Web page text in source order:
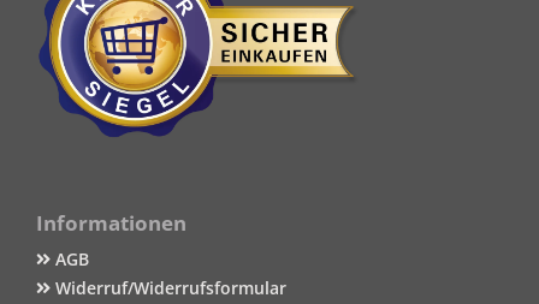
Informationen
AGB
Widerruf/Widerrufsformular